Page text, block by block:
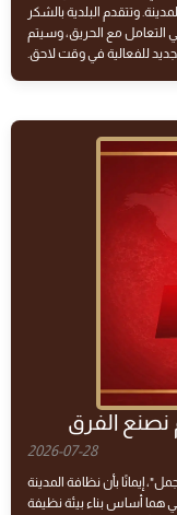
وتتقدم البلدية بالشكر
التعامل مع الحريق، وسيتم
للفعالية في وقت لاحق.
نصنع الفرق
2026-07-28
إيمانًا بأن نظافة المدينة
هما أساس بناء بيئة نظيفة